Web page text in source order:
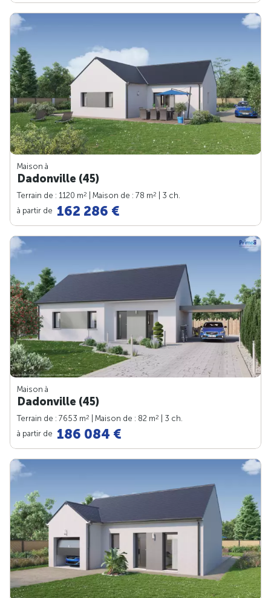
Maison à
Dadonville (45)
Terrain de : 1120 m2 | Maison de : 78 m2
| 3 ch.
à partir de 162 286 €
Maison à
Dadonville (45)
Terrain de : 7653 m2 | Maison de : 82 m2
| 3 ch.
à partir de 186 084 €